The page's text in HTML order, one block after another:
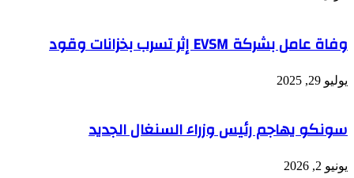
وفاة عامل بشركة EVSM إثر تسرب بخزانات وقود
يوليو 29, 2025
سونكو يهاجم رئيس وزراء السنغال الجديد
يونيو 2, 2026